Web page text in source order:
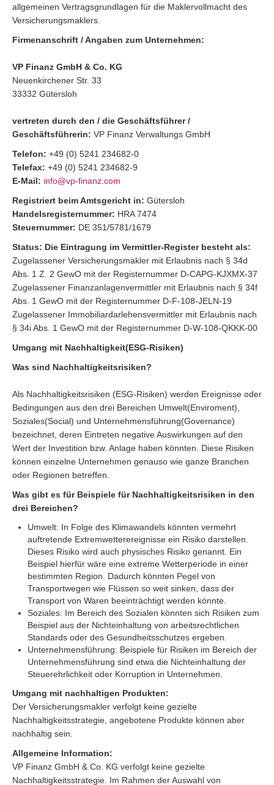
allgemeinen Vertragsgrundlagen für die Maklervollmacht des
Versicherungsmaklers.
Firmenanschrift / Angaben zum Unternehmen:
VP Finanz GmbH & Co. KG
Neuenkirchener Str. 33
33332 Gütersloh
vertreten durch den / die Geschäftsführer /
Geschäftsführerin: VP Finanz Verwaltungs GmbH
Telefon: +49 (0) 5241 234682-0
Telefax: +49 (0) 5241 234682-9
E-Mail: info@vp-finanz.com
Registriert beim Amtsgericht in: Gütersloh
Handelsregisternummer: HRA 7474
Steuernummer: DE 351/5781/1679
Status: Die Eintragung im Vermittler-Register besteht als:
Zugelassener Versicherungsmakler mit Erlaubnis nach § 34d
Abs. 1 Z. 2 GewO mit der Registernummer D-CAPG-KJXMX-37
Zugelassener Finanzanlagenvermittler mit Erlaubnis nach § 34f
Abs. 1 GewO mit der Registernummer D-F-108-JELN-19
Zugelassener Immobiliardarlehensvermittler mit Erlaubnis nach
§ 34i Abs. 1 GewO mit der Registernummer D-W-108-QKKK-00
Umgang mit Nachhaltigkeit(ESG-Risiken)
Was sind Nachhaltigkeitsrisiken?
Als Nachhaltigkeitsrisiken (ESG-Risiken) werden Ereignisse oder
Bedingungen aus den drei Bereichen Umwelt(Enviroment),
Soziales(Social) und Unternehmensführung(Governance)
bezeichnet, deren Eintreten negative Auswirkungen auf den
Wert der Investition bzw. Anlage haben könnten. Diese Risiken
können einzelne Unternehmen genauso wie ganze Branchen
oder Regionen betreffen.
Was gibt es für Beispiele für Nachhaltigkeitsrisiken in den
drei Bereichen?
Umwelt: In Folge des Klimawandels könnten vermehrt
auftretende Extremwetterereignisse ein Risiko darstellen.
Dieses Risiko wird auch physisches Risiko genannt. Ein
Beispiel hierfür wäre eine extreme Wetterperiode in einer
bestimmten Region. Dadurch könnten Pegel von
Transportwegen wie Flüssen so weit sinken, dass der
Transport von Waren beeinträchtigt werden könnte.
Soziales: Im Bereich des Sozialen könnten sich Risiken zum
Beispiel aus der Nichteinhaltung von arbeitsrechtlichen
Standards oder des Gesundheitsschutzes ergeben.
Unternehmensführung: Beispiele für Risiken im Bereich der
Unternehmensführung sind etwa die Nichteinhaltung der
Steuerehrlichkeit oder Korruption in Unternehmen.
Umgang mit nachhaltigen Produkten:
Der Versicherungsmakler verfolgt keine gezielte
Nachhaltigkeitsstrategie, angebotene Produkte können aber
nachhaltig sein.
Allgemeine Information:
VP Finanz GmbH & Co. KG verfolgt keine gezielte
Nachhaltigkeitsstrategie. Im Rahmen der Auswahl von